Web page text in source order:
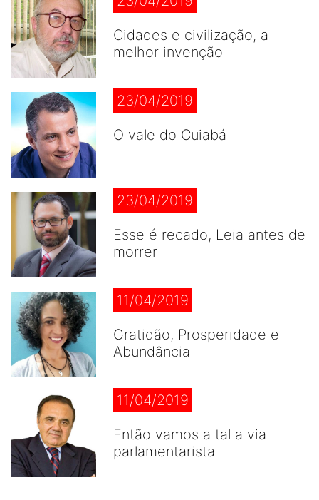
Cidades e civilização, a
melhor invenção
23/04/2019
O vale do Cuiabá
23/04/2019
Esse é recado, Leia antes de
morrer
11/04/2019
Gratidão, Prosperidade e
Abundância
11/04/2019
Então vamos a tal a via
parlamentarista